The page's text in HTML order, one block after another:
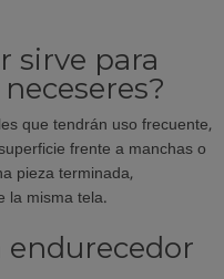
sirve para
que tendrán uso frecuente,
frente a manchas o
pieza terminada,
la misma tela.
endurecedor